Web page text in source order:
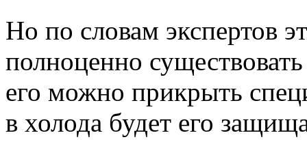
Но по словам экспертов
полноценно
его можно прикрыть
в холода будет его